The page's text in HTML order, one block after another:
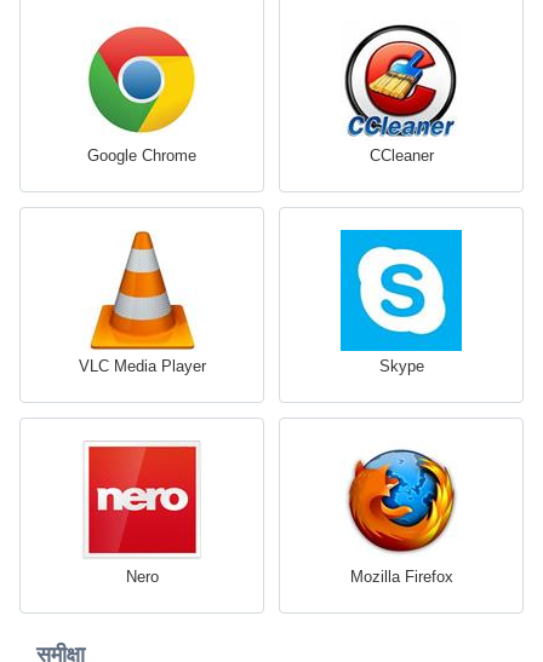
Google Chrome CCleaner
VLC Media Player Skype
Nero Mozilla Firefox
समीक्षा